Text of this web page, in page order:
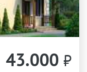
43.000 ₽